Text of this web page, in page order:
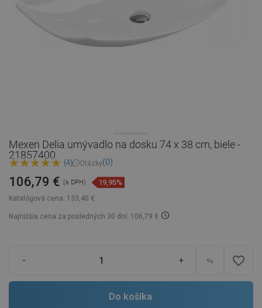
Mexen Delia umývadlo na dosku 74 x 38 cm, biele -
21857400
(4) Otázky(0)
Katalógová cena: 133,40 €
106,79 € (s DPH) 19,95%
Najnižšia cena za posledných 30 dní: 106,79 €
- + favorite_border
Do košíka